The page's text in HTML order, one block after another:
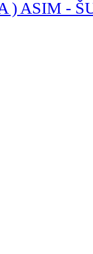
) ASIM -